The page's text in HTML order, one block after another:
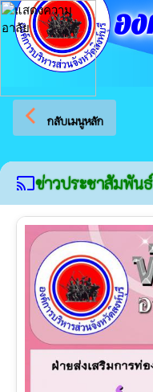
อ
arrow_back_ios กลับเมนูหลัก
castข่าวประชาสัมพัน